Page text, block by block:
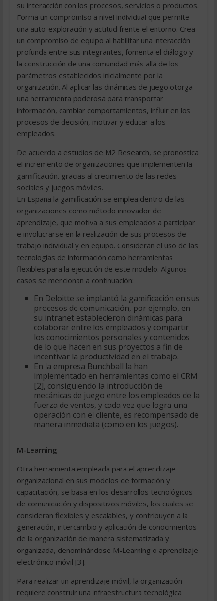
su interacción con los procesos, servicios o productos.
Forma un compromiso a nivel individual que permite
una auto-exploración y actitud frente el entorno. Crea
un compromiso de equipo al habilitar una interacción
profunda entre sus integrantes, fomenta el diálogo y
la construcción de una comunidad más allá de los
parámetros establecidos inicialmente por la
organización. Al aplicar las dinámicas de juego otorga
una herramienta poderosa para transportar
información, cambiar comportamientos, influir en los
procesos de decisión, motivar y educar a los
empleados.
De acuerdo a estudios de M2 Research, se pronostica
el incremento de organizaciones que implementen la
gamificación, gracias al crecimiento de las redes
sociales y juegos móviles.
En España la gamificación se emplea dentro de las
organizaciones como método innovador de
aprendizaje, que motiva a sus empleados a participar
e involucrarse en la realización de sus procesos de
trabajo individual y en equipo. Consideran el uso de las
tecnologías de información como herramientas
flexibles para la ejecución de este modelo. Algunos
casos se mencionan a continuación:
En Deloitte se implantó la gamificación en sus
procesos de comunicación, por ejemplo, en
su intranet establecieron dinámicas para
colaborar entre los empleados y compartir
los conocimientos personales y contenidos
de lo que hacen en sus proyectos a fin de
incentivar la productividad en el trabajo.
En la empresa Bunchball la han
implementado en herramientas como el CRM
[2], consiguiendo la introducción de
mecánicas de juego entre los empleados de la
fuerza de ventas, y cada vez que logra una
operación con el cliente, es recompensado de
manera inmediata (como en los juegos).
M-Learning
Otra herramienta empleada para el aprendizaje
organizacional en sus modelos de formación y
capacitación, se basa en los desarrollos tecnológicos
de comunicación y dispositivos móviles, los cuales se
consideran flexibles y escalables, y contribuyen a la
generación, intercambio y aplicación de conocimientos
de la organización de manera sistematizada y
organizada, denominándose M-Learning o aprendizaje
electrónico móvil [3].
Para realizar un aprendizaje móvil, la organización
requiere construir una infraestructura tecnológica